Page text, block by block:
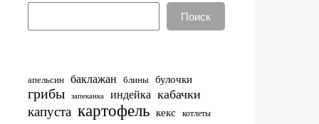
Поиск
апельсин баклажан блины булочки
грибы запеканка индейка кабачки
капуста картофель кекс котлеты